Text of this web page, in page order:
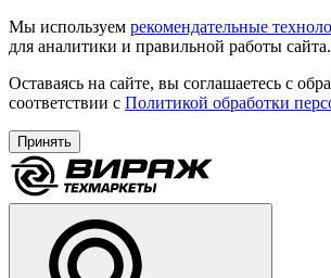
Мы используем рекомендательные
для аналитики и правильной работы сайта.
Оставаясь на сайте, вы соглашаетесь с
соответствии с Политикой обработки
Принять